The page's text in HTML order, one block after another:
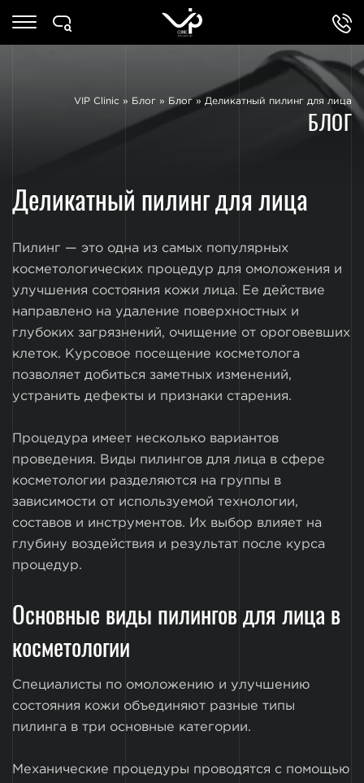
VIP Clinic » Блог » Блог» Деликатный пилинг для лица
БЛОГ
Деликатный пилинг для лица
Пилинг — это одна из самых популярных
косметологических процедур для омоложения и
улучшения состояния кожи лица. Ее действие
направлено на удаление поверхностных и
глубоких загрязнений, очищение от ороговевших
клеток. Курсовое посещение косметолога
позволяет добиться заметных изменений,
устранить дефекты и признаки старения.
Процедура имеет несколько вариантов
проведения. Виды пилингов для лица в сфере
косметологии разделяются на группы в
зависимости от используемой технологии,
составов и инструментов. Их выбор влияет на
глубину воздействия и результат после курса
процедур.
Основные виды пилингов для лица в
косметологии
Специалисты по омоложению и улучшению
состояния кожи объединяют разные типы
пилинга в три основные категории.
Механические процедуры проводятся с помощью